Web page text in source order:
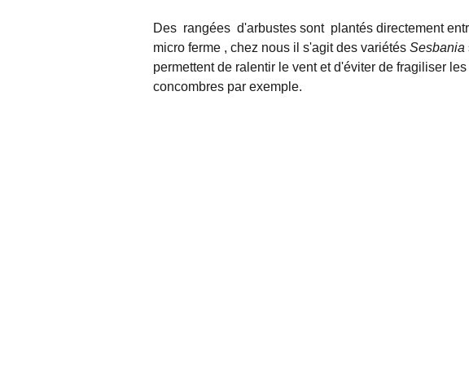
Des rangées d'arbustes sont plantés directement
micro ferme , chez nous il s'agit des variétés Sesbania
permettent de ralentir le vent et d'éviter de fragiliser
concombres par exemple.